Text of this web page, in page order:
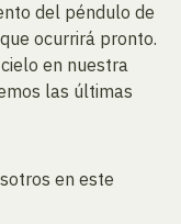
del péndulo de
ocurrirá pronto.
en nuestra
las últimas
en este